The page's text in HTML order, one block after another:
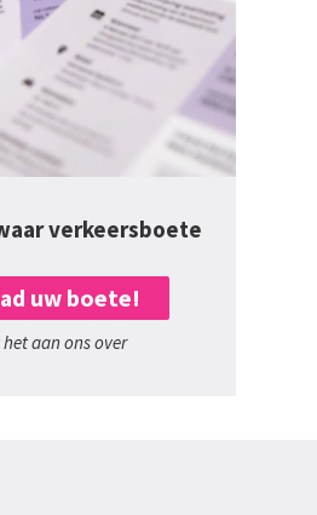
verkeersboete
uw boete!
aan ons over